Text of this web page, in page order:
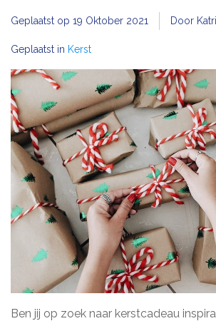
Troost
Thema
Pasen
Koopjes
Cadeaubonnen
Geplaatst op 19 Oktober 2021 Door
Geplaatst in Kerst
Ben jij op zoek naar kerstcadeau